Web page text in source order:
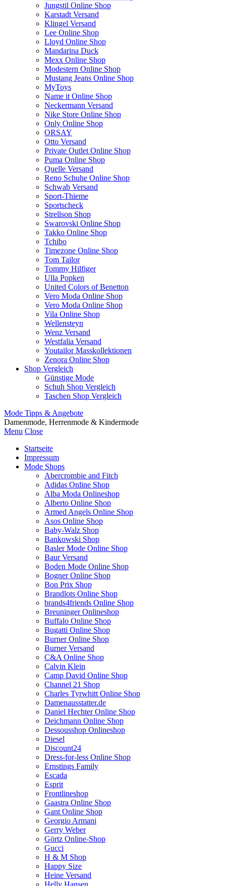
Jungstil Online Shop
Karstadt Versand
Klingel Versand
Lee Online Shop
Lloyd Online Shop
Mandarina Duck
Mexx Online Shop
Modestern Online Shop
Mustang Jeans Online Shop
MyToys
Name it Online Shop
Neckermann Versand
Nike Store Online Shop
Only Online Shop
ORSAY
Otto Versand
Private Outlet Online Shop
Puma Online Shop
Quelle Versand
Reno Schuhe Online Shop
Schwab Versand
Sport-Thieme
Sportscheck
Strellson Shop
Swarovski Online Shop
Takko Online Shop
Tchibo
Timezone Online Shop
Tom Tailor
Tommy Hilfiger
Ulla Popken
United Colors of Benetton
Vero Moda Online Shop
Vero Moda Online Shop
Vila Online Shop
Wellensteyn
Wenz Versand
Westfalia Versand
Youtailor Masskollektionen
Zenora Online Shop
Shop Vergleich
Günstige Mode
Schuh Shop Vergleich
Taschen Shop Vergleich
Mode Tipps & Angebote
Damenmode, Herrenmode & Kindermode
Menu Close
Startseite
Impressum
Mode Shops
Abercrombie and Fitch
Adidas Online Shop
Alba Moda Onlineshop
Alberto Online Shop
Armed Angels Online Shop
Asos Online Shop
Baby-Walz Shop
Bankowski Shop
Basler Mode Online Shop
Baur Versand
Boden Mode Online Shop
Bogner Online Shop
Bon Prix Shop
Brandlots Online Shop
brands4friends Online Shop
Breuninger Onlineshop
Buffalo Online Shop
Bugatti Online Shop
Burner Online Shop
Burner Versand
C&A Online Shop
Calvin Klein
Camp David Online Shop
Channel 21 Shop
Charles Tyrwhitt Online Shop
Damenausstatter.de
Daniel Hechter Online Shop
Deichmann Online Shop
Dessousshop Onlineshop
Diesel
Discount24
Dress-for-less Online Shop
Ernstings Family
Escada
Esprit
Frontlineshop
Gaastra Online Shop
Gant Online Shop
Georgio Armani
Gerry Weber
Görtz Online-Shop
Gucci
H & M Shop
Happy Size
Heine Versand
Helly Hansen